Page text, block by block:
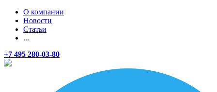
О компании
Новости
Статьи
...
+7 495 280-03-80